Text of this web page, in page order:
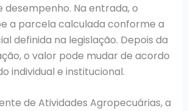
Na entrada, o
a parcela calculada conforme a
definida na legislação. Depois da
o valor pode mudar de acordo
individual e institucional.
de Atividades Agropecuárias, a